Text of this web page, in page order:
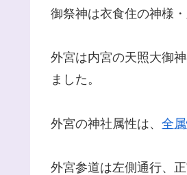
御祭神は衣食住の神様
外宮は内宮の天照大御
ました。
外宮の神社属性は、 全
外宮参道は左側通行、